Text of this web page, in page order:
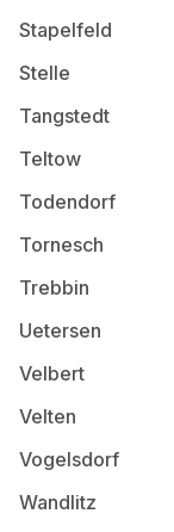
Stapelfeld
Stelle
Tangstedt
Teltow
Todendorf
Tornesch
Trebbin
Uetersen
Velbert
Velten
Vogelsdorf
Wandlitz